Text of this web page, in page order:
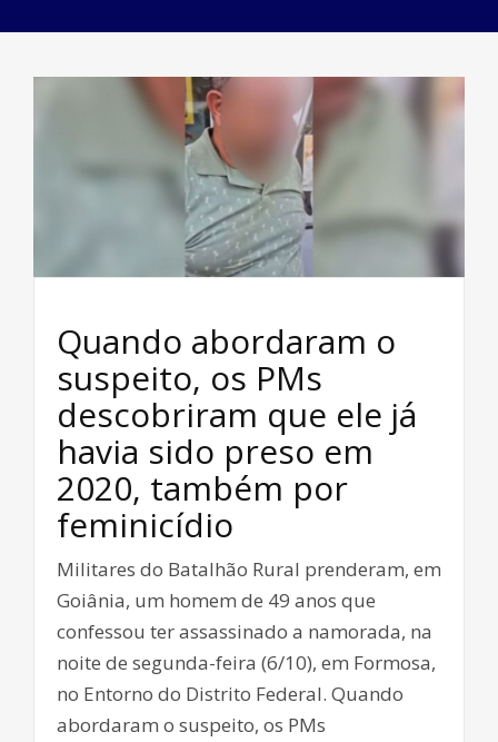
Quando abordaram o
suspeito, os PMs
descobriram que ele já
havia sido preso em
2020, também por
feminicídio
Militares do Batalhão Rural prenderam, em
Goiânia, um homem de 49 anos que
confessou ter assassinado a namorada, na
noite de segunda-feira (6/10), em Formosa,
no Entorno do Distrito Federal. Quando
abordaram o suspeito, os PMs